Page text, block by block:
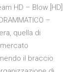
HD – Blow [HD]
–
quella di
il braccio